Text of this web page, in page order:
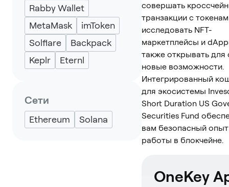
Rabby Wallet
MetaMask
imToken
Solflare
Backpack
Keplr
Eternl
Сети
Ethereum Solana
совершать
транзакции с
исследовать NFT-
маркетплейсы и
также открывать для
новые возможности.
Интегрированный
для экосистемы
Short Duration US
Securities Fund
вам безопасный опыт
работы в блокчейне.
OneKey